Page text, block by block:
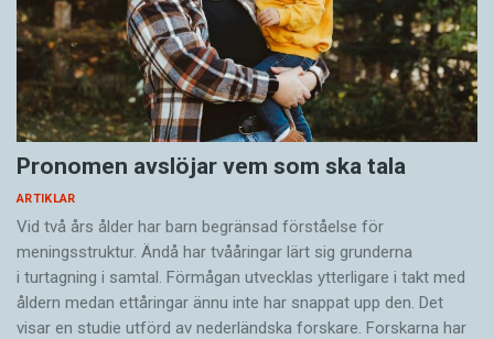
Pronomen avslöjar vem som ska tala
ARTIKLAR
Vid två års ålder har barn begränsad förståelse för
meningsstruktur. Ändå har tvååringar lärt sig grunderna
i turtagning i samtal. Förmågan utvecklas ytterligare i takt med
åldern medan ettåringar ännu inte har snappat upp den. Det
visar en studie utförd av nederländska forskare. Forskarna har